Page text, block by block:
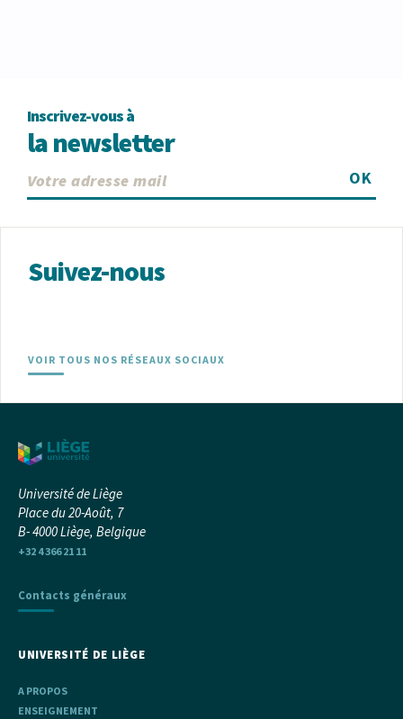
Inscrivez-vous à
la newsletter
OK
Suivez-nous
VOIR TOUS NOS RÉSEAUX SOCIAUX
Université de Liège
Place du 20-Août, 7
B- 4000 Liège, Belgique
+32 4 366 21 11
Contacts généraux
UNIVERSITÉ DE LIÈGE
A PROPOS
ENSEIGNEMENT